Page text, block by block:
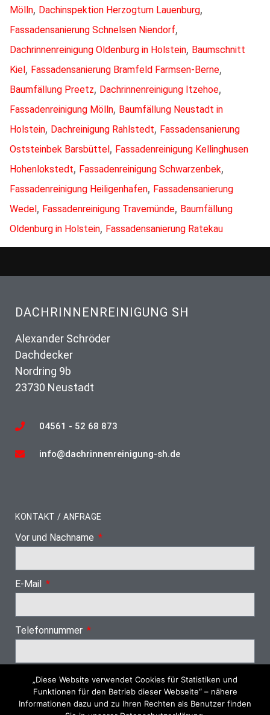
Mölln, Dachinspektion Herzogtum Lauenburg,
Fassadensanierung Schnelsen Niendorf,
Dachrinnenreinigung Oldenburg in Holstein, Baumschnitt
Kiel, Fassadensanierung Bramfeld Farmsen-Berne,
Baumfällung Preetz, Dachrinnenreinigung Itzehoe,
Fassadenreinigung Mölln, Baumfällung Neustadt in
Holstein, Dachreinigung Rahlstedt, Fassadensanierung
Oststeinbek Barsbüttel, Fassadenreinigung Kellinghusen
Hohenlokstedt, Fassadenreinigung Schwarzenbek,
Fassadenreinigung Heiligenhafen, Fassadensanierung
Wedel, Fassadenreinigung Travemünde, Baumfällung
Oldenburg in Holstein, Fassadensanierung Ratekau
DACHRINNENREINIGUNG SH
Alexander Schröder
Dachdecker
Nordring 9b
23730 Neustadt
04561 - 52 68 873
info@dachrinnenreinigung-sh.de
KONTAKT / ANFRAGE
Vor und Nachname
E-Mail
Telefonnummer
Nächster Schritt
„Diese Website verwendet Cookies für Statistiken und
Funktionen für den Betrieb dieser Webseite“ – nähere
Informationen dazu und zu Ihren Rechten als Benutzer finden